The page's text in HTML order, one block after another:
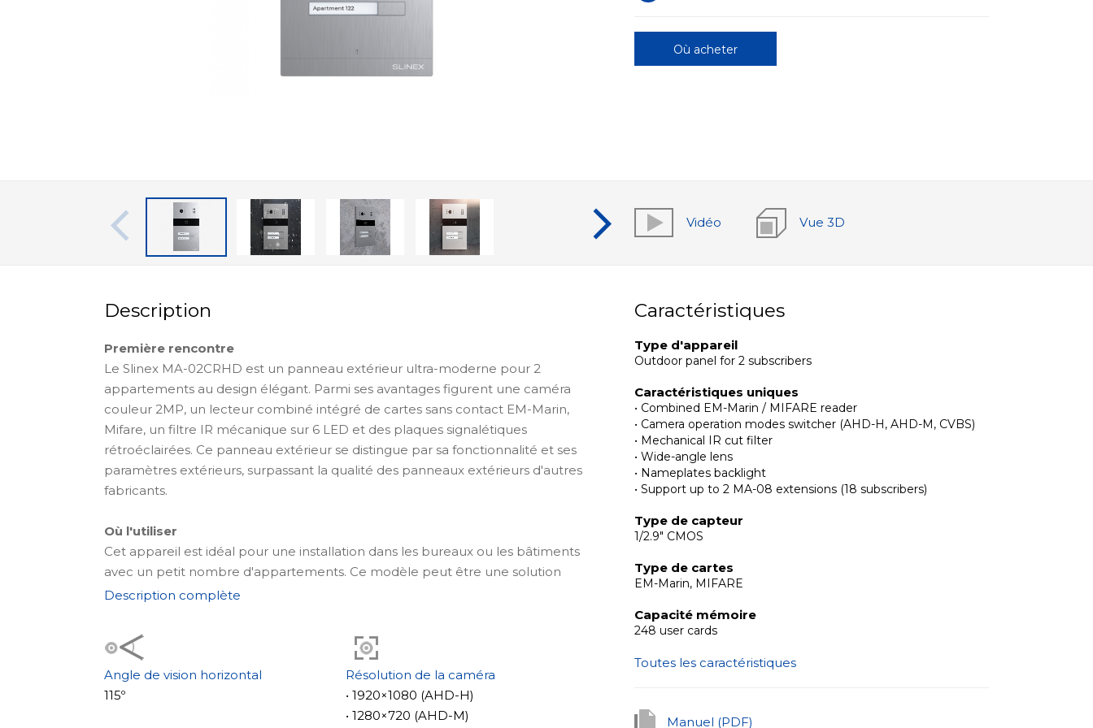
Où acheter
Vidéo Vue 3D
Description
Première rencontre
Le Slinex MA-02CRHD est un panneau extérieur ultra-moderne pour 2
appartements au design élégant. Parmi ses avantages figurent une caméra
couleur 2MP, un lecteur combiné intégré de cartes sans contact EM-Marin,
Mifare, un filtre IR mécanique sur 6 LED et des plaques signalétiques
rétroéclairées. Ce panneau extérieur se distingue par sa fonctionnalité et ses
paramètres extérieurs, surpassant la qualité des panneaux extérieurs d'autres
fabricants.
Où l'utiliser
Cet appareil est idéal pour une installation dans les bureaux ou les bâtiments
avec un petit nombre d'appartements. Ce modèle peut être une solution
universelle pour une installation à l'étage d'un centre de bureaux abritant
panneau, on peut spécifier le numéro d'appartement ou de bureau, les noms
d'appartements ou le nom de l'entreprise. Grâce aux plaques signalétiques
rétroéclairées, toutes les informations seront clairement visibles, même dans
l'obscurité. Le panneau extérieur peut être encastré aussi bien à l'extérieur qu'à
l'intérieur. Les dimensions du panneau sont de 110×185×34 mm, et l'appareil
Description complète
Angle de vision horizontal
115º
Résolution de la caméra
• 1920×1080 (AHD-H)
• 1280×720 (AHD-M)
Caractéristiques
Type d'appareil
Outdoor panel for 2 subscribers
Caractéristiques uniques
• Combined EM-Marin / MIFARE reader
• Camera operation modes switcher (AHD-H, AHD-M, CVBS)
• Mechanical IR cut filter
• Wide-angle lens
• Nameplates backlight
• Support up to 2 MA-08 extensions (18 subscribers)
Type de capteur
1/2.9" CMOS
Type de cartes
EM-Marin, MIFARE
Capacité mémoire
248 user cards
Toutes les caractéristiques
Manuel (PDF)